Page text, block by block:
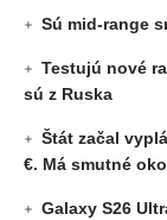
Sú mid-range
Testujú nové
sú z Ruska
Štát začal
€. Má smutné
Galaxy S26